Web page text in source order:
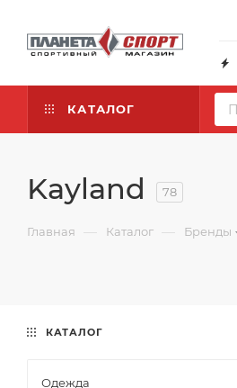
КАТАЛОГ
Kayland 78
Главная — Каталог — Бренды
КАТАЛОГ
Одежда